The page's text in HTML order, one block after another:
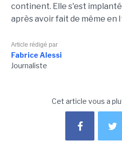
continent. Elle s'est
après avoir fait de même en
Article rédigé par
Fabrice Alessi
Journaliste
Cet article vous a